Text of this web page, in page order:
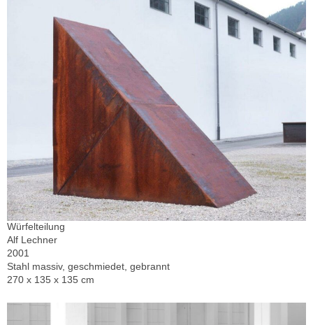
Würfelteilung
Alf Lechner
2001
Stahl massiv, geschmiedet, gebrannt
270 x 135 x 135 cm